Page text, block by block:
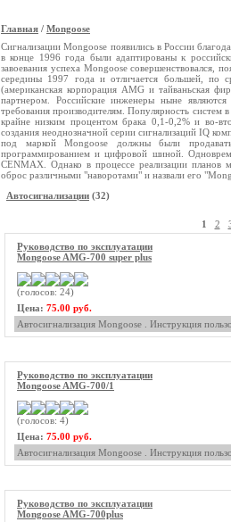
Главная / Mongoose
Сигнализации Mongoose появились в России
в конце 1996 года были адаптированы к
завоевания успеха Mongoose совершенствовался,
середины 1997 года и отличается большей, по
(американская корпорация AMG и тайваньская
партнером. Российские инженеры ныне
требования производителям. Популярность систем
крайне низким процентом брака 0,1-0,2% и во-
создания неоднозначной серии сигнализаций IQ
под маркой Mongoose должны были
программированием и цифровой шиной.
CENMAX. Однако в процессе реализации планов
оброс различными "наворотами" и назвали его
Автосигнализации (32)
1 2
Руководство по эксплуатации
Mongoose AMG-700 super plus
(голосов: 24)
Цена: 75.00 руб.
Автосигнализация Mongoose . Инструкция
Руководство по эксплуатации
Mongoose AMG-700/1
(голосов: 4)
Цена: 75.00 руб.
Автосигнализация Mongoose . Инструкция
Руководство по эксплуатации
Mongoose AMG-700plus